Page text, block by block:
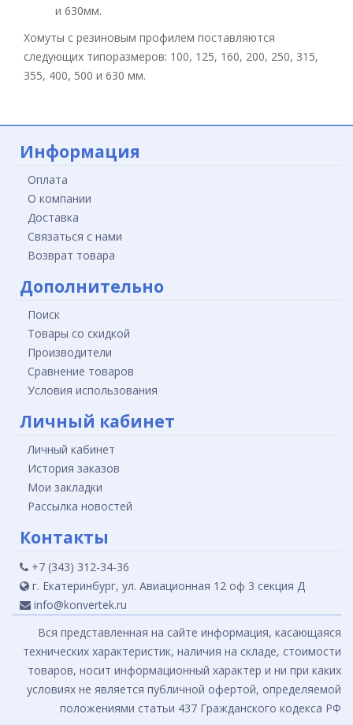
и 630мм.
Хомуты с резиновым профилем поставляются
следующих типоразмеров: 100, 125, 160, 200, 250, 315,
355, 400, 500 и 630 мм.
Информация
Оплата
О компании
Доставка
Связаться с нами
Возврат товара
Дополнительно
Поиск
Товары со скидкой
Производители
Сравнение товаров
Условия использования
Личный кабинет
Личный кабинет
История заказов
Мои закладки
Рассылка новостей
Контакты
+7 (343) 312-34-36
г. Екатеринбург, ул. Авиационная 12 оф 3 секция Д
info@konvertek.ru
Вся представленная на сайте информация, касающаяся
технических характеристик, наличия на складе, стоимости
товаров, носит информационный характер и ни при каких
условиях не является публичной офертой, определяемой
положениями статьи 437 Гражданского кодекса РФ